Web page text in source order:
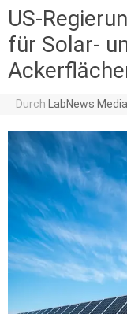
US-
für Solar-
Durch LabNews